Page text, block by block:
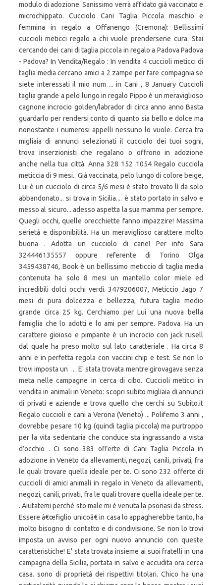
modulo di adozione. Sanissimo verrà affidato già vaccinato e
microchippato. Cucciolo Cani Taglia Piccola maschio e
femmina in regalo a Offanengo (Cremona): Bellissimi
cuccioli meticci regalo a chi vuole prendersene cura. Stai
cercando dei cani di taglia piccola in regalo a Padova Padova
- Padova? In Vendita/Regalo : In vendita 4 cuccioli meticci di
taglia media cercano amici a 2 zampe per fare compagnia se
siete interessati il mio num ... in Cani , 8 January Cuccioli
taglia grande a pelo lungo in regalo Pippo è un meraviglioso
cagnone incrocio golden/labrador di circa anno anno Basta
guardarlo per rendersi conto di quanto sia bello e dolce ma
nonostante i numerosi appelli nessuno lo vuole. Cerca tra
migliaia di annunci selezionati il cucciolo dei tuoi sogni,
trova inserzionisti che regalano o offrono in adozione
anche nella tua città. Anna 328 152 1054 Regalo cucciola
meticcia di 9 mesi.. Già vaccinata, pelo lungo di colore beige,
Lui è un cucciolo di circa 5/6 mesi è stato trovato lì da solo
abbandonato... si trova in Sicilia.... è stato portato in salvo e
messo al sicuro... adesso aspetta la sua mamma per sempre.
Quegli occhi, quelle orecchiette fanno impazzire! Massima
serietà e disponibilità. Ha un meraviglioso carattere molto
buona . Adotta un cucciolo di cane! Per info Sara
324446135557 oppure referente di Torino Olga
3459438746, Book è un bellissimo meticcio di taglia media
contenuta ha solo 8 mesi un mantello color miele ed
incredibili dolci occhi verdi. 3479206007, Meticcio Jago 7
mesi di pura dolcezza e bellezza, futura taglia medio
grande circa 25 kg. Cerchiamo per Lui una nuova bella
famiglia che lo adotti e lo ami per sempre. Padova. Ha un
carattere gioioso e pimpante è un incrocio con jack rusell
dal quale ha preso molto sul lato caratteriale . Ha circa 8
anni e in perfetta regola con vaccini chip e test. Se non lo
trovi imposta un … E' stata trovata mentre girovagava senza
meta nelle campagne in cerca di cibo. Cuccioli meticci in
vendita in animali in Veneto: scopri subito migliaia di annunci
di privati e aziende e trova quello che cerchi su Subito.it
Regalo cuccioli e cani a Verona (Veneto) ... Polifemo 3 anni ,
dovrebbe pesare 10 kg (quindi taglia piccola) ma purtroppo
per la vita sedentaria che conduce sta ingrassando a vista
d’occhio . Ci sono 383 offerte di Cani Taglia Piccola in
adozione in Veneto da allevamenti, negozi, canili, privati, fra
le quali trovare quella ideale per te. Ci sono 232 offerte di
cuccioli di amici animali in regalo in Veneto da allevamenti,
negozi, canili, privati, fra le quali trovare quella ideale per te.
. Aiutatemi perché sto male mi è venuta la psoriasi da stress.
Essere â€œfiglio unicoâ€ in casa lo appagherebbe tanto, ha
molto bisogno di contatto e di condivisione. Se non lo trovi
imposta un avviso per ogni nuovo annuncio con queste
caratteristiche! E' stata trovata insieme ai suoi fratelli in una
campagna della Sicilia, portata in salvo e accudita ora cerca
casa. sono di proprietà dei rispettivi titolari. Chico ha una